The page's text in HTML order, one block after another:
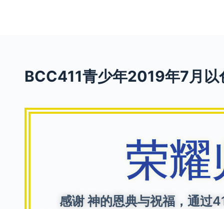
BCC411青少年2019年7月
荣
感谢 神的恩典与祝福，通过